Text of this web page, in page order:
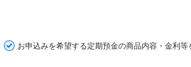
お申込みを希望する定期預金の商品内容・金利等